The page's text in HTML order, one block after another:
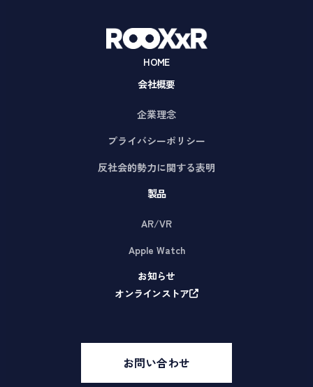
HOME
会社概要
企業理念
プライバシーポリシー
反社会的勢力に関する表明
製品
AR/VR
Apple Watch
お知らせ
オンラインストア
お問い合わせ